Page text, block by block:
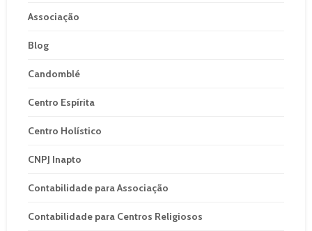
Associação
Blog
Candomblé
Centro Espírita
Centro Holístico
CNPJ Inapto
Contabilidade para Associação
Contabilidade para Centros Religiosos